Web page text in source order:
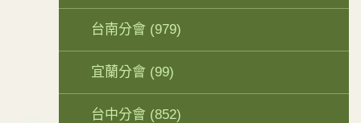
台南分會 (979)
宜蘭分會 (99)
台中分會 (852)